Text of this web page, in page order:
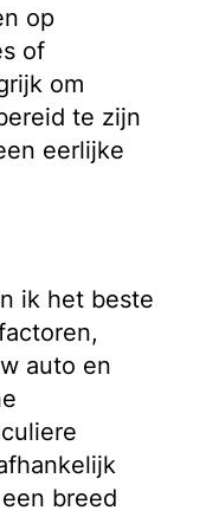
op
of
om
te zijn
eerlijke
ik het beste
auto en
breed